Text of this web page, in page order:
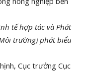
tế hợp tác và Phát
trường) phát biểu
Cục trưởng Cục